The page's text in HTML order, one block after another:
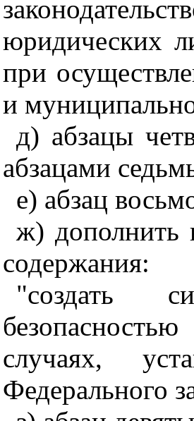
юридических
при
и
д) абзацы
абзацами
е) абзац
ж) дополнить
содержания:
"создать
безопасностью
случаях,
Федерального